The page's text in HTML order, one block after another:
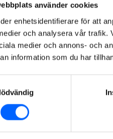
använder cookies
enhetsidentifierare för att
och analysera vår trafik.
medier och annons- och
information som du har